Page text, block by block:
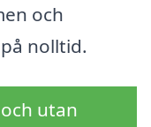
och
nolltid.
utan